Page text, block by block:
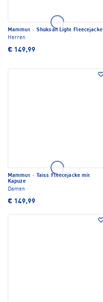
Mammut · Shuksan Light Fleecejacke
Herren
€ 149,99
Mammut ·
Taiss Fleecejacke mit
Kapuze
Damen
€ 149,99